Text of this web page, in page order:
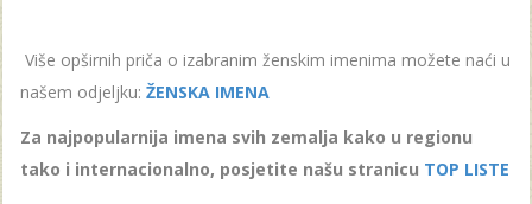
Više opširnih priča o izabranim ženskim imenima možete naći u
našem odjeljku: ŽENSKA IMENA
Za najpopularnija imena svih zemalja kako u regionu
tako i internacionalno, posjetite našu stranicu TOP LISTE